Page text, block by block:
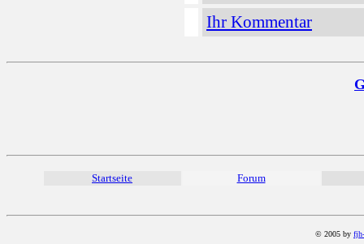
Ihr Kommentar
Startseite Forum
© 2005 by